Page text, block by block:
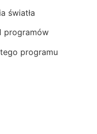
światła
programów
programu